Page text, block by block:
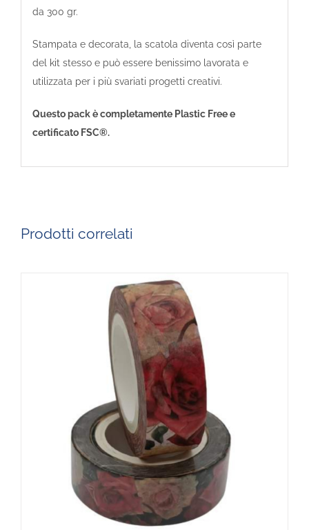
da 300 gr.
Stampata e decorata, la scatola diventa così parte
del kit stesso e può essere benissimo lavorata e
utilizzata per i più svariati progetti creativi.
Questo pack è completamente Plastic Free e
certificato FSC®.
Prodotti correlati